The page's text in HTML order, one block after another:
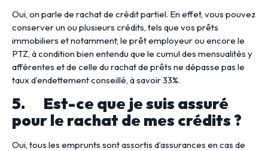
Oui, on parle de rachat de crédit partiel. En effet, vous pouvez
conserver un ou plusieurs crédits, tels que vos prêts
immobiliers et notamment, le prêt employeur ou encore le
PTZ, à condition bien entendu que le cumul des mensualités y
afférentes et de celle du rachat de prêts ne dépasse pas le
taux d’endettement conseillé, à savoir 33%.
5. Est-ce que je suis assuré
pour le rachat de mes crédits ?
Oui, tous les emprunts sont assortis d’assurances en cas de